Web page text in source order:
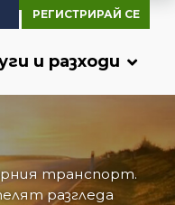
РЕГИСТРИРАЙ СЕ
и разходи
транспорт.
разгледа